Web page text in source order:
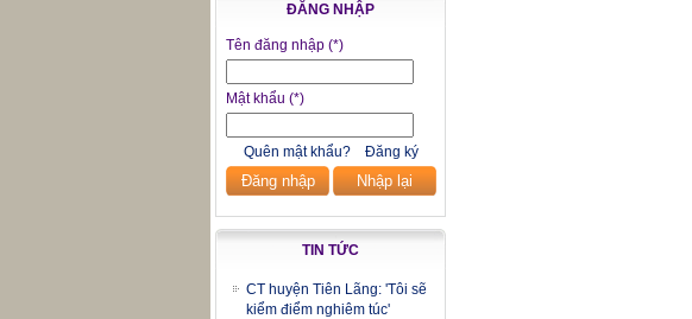
ĐĂNG NHẬP
Tên đăng nhập (*)
Mật khẩu (*)
Quên mật khẩu? Đăng ký
Đăng nhập Nhập lại
TIN TỨC
CT huyện Tiên Lãng: 'Tôi sẽ
kiểm điểm nghiêm túc'